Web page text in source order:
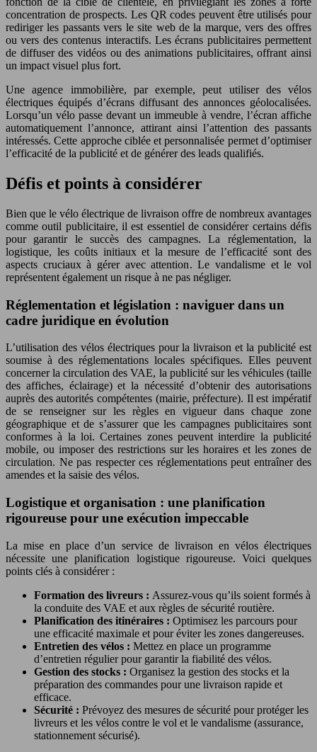
concentration de prospects. Les QR codes peuvent être utilisés pour
rediriger les passants vers le site web de la marque, vers des offres
ou vers des contenus interactifs. Les écrans publicitaires permettent
de diffuser des vidéos ou des animations publicitaires, offrant ainsi
un impact visuel plus fort.
Une agence immobilière, par exemple, peut utiliser des vélos
électriques équipés d’écrans diffusant des annonces géolocalisées.
Lorsqu’un vélo passe devant un immeuble à vendre, l’écran affiche
automatiquement l’annonce, attirant ainsi l’attention des passants
intéressés. Cette approche ciblée et personnalisée permet d’optimiser
l’efficacité de la publicité et de générer des leads qualifiés.
Défis et points à considérer
Bien que le vélo électrique de livraison offre de nombreux avantages
comme outil publicitaire, il est essentiel de considérer certains défis
pour garantir le succès des campagnes. La réglementation, la
logistique, les coûts initiaux et la mesure de l’efficacité sont des
aspects cruciaux à gérer avec attention. Le vandalisme et le vol
représentent également un risque à ne pas négliger.
Réglementation et législation : naviguer dans un
cadre juridique en évolution
L’utilisation des vélos électriques pour la livraison et la publicité est
soumise à des réglementations locales spécifiques. Elles peuvent
concerner la circulation des VAE, la publicité sur les véhicules (taille
des affiches, éclairage) et la nécessité d’obtenir des autorisations
auprès des autorités compétentes (mairie, préfecture). Il est impératif
de se renseigner sur les règles en vigueur dans chaque zone
géographique et de s’assurer que les campagnes publicitaires sont
conformes à la loi. Certaines zones peuvent interdire la publicité
mobile, ou imposer des restrictions sur les horaires et les zones de
circulation. Ne pas respecter ces réglementations peut entraîner des
amendes et la saisie des vélos.
Logistique et organisation : une planification
rigoureuse pour une exécution impeccable
La mise en place d’un service de livraison en vélos électriques
nécessite une planification logistique rigoureuse. Voici quelques
points clés à considérer :
Formation des livreurs : Assurez-vous qu’ils soient formés à
la conduite des VAE et aux règles de sécurité routière.
Planification des itinéraires : Optimisez les parcours pour
une efficacité maximale et pour éviter les zones dangereuses.
Entretien des vélos : Mettez en place un programme
d’entretien régulier pour garantir la fiabilité des vélos.
Gestion des stocks : Organisez la gestion des stocks et la
préparation des commandes pour une livraison rapide et
efficace.
Sécurité : Prévoyez des mesures de sécurité pour protéger les
livreurs et les vélos contre le vol et le vandalisme (assurance,
stationnement sécurisé).